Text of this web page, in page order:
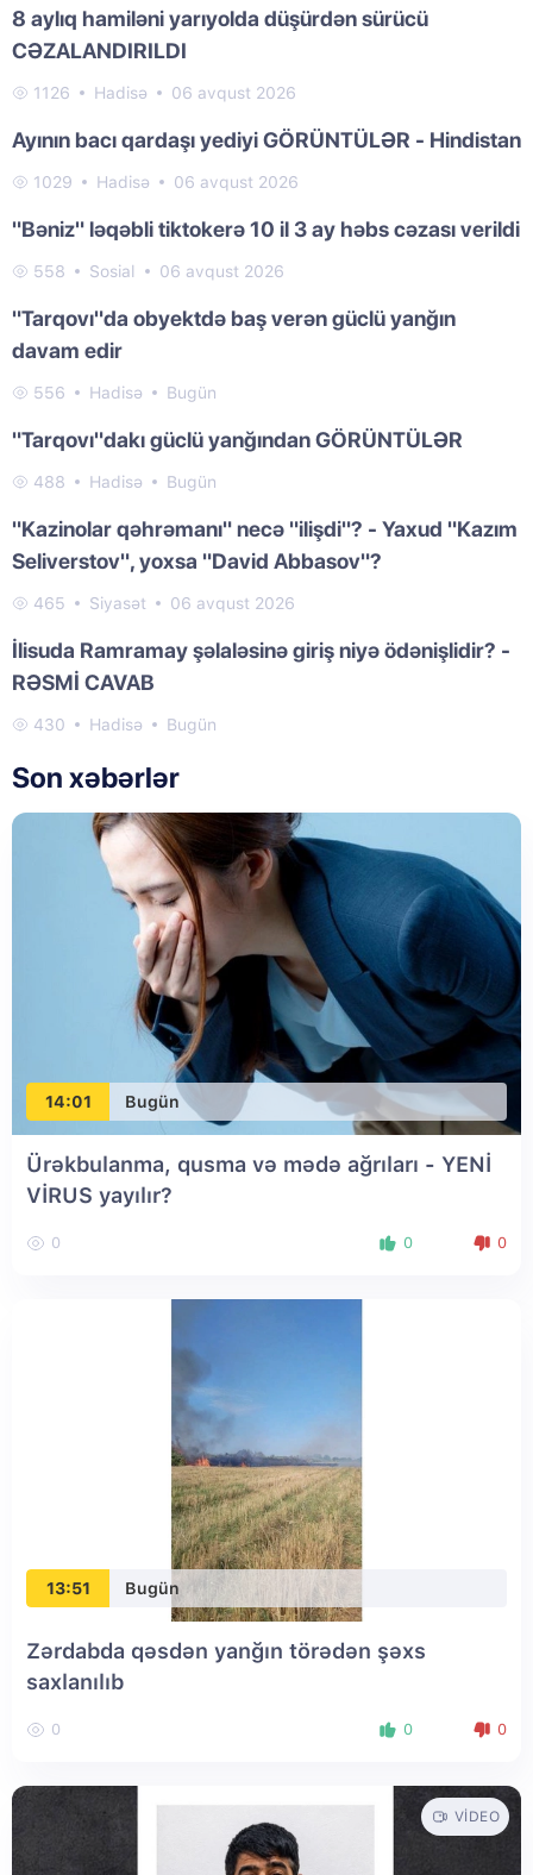
8 aylıq hamiləni yarıyolda düşürdən sürücü
CƏZALANDIRILDI
1126 Hadisə 06 avqust 2026
Ayının bacı qardaşı yediyi GÖRÜNTÜLƏR - Hindistan
1029 Hadisə 06 avqust 2026
"Bəniz" ləqəbli tiktokerə 10 il 3 ay həbs cəzası verildi
558 Sosial 06 avqust 2026
"Tarqovı"da obyektdə baş verən güclü yanğın
davam edir
556 Hadisə Bugün
"Tarqovı"dakı güclü yanğından GÖRÜNTÜLƏR
488 Hadisə Bugün
"Kazinolar qəhrəmanı" necə "ilişdi"? - Yaxud "Kazım
Seliverstov", yoxsa "David Abbasov"?
465 Siyasət 06 avqust 2026
İlisuda Ramramay şəlaləsinə giriş niyə ödənişlidir? -
RƏSMİ CAVAB
430 Hadisə Bugün
Son xəbərlər
14:01 Bugün
Ürəkbulanma, qusma və mədə ağrıları - YENİ
VİRUS yayılır?
0 0 0
13:51 Bugün
Zərdabda qəsdən yanğın törədən şəxs
saxlanılıb
0 0 0
VIDEO